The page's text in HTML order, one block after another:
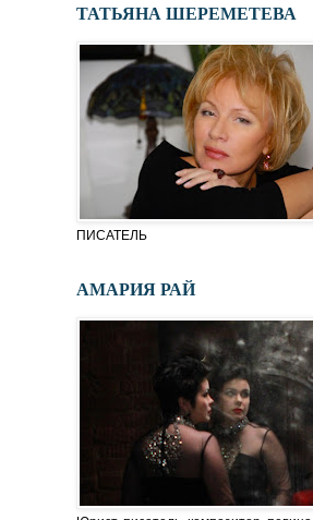
ТАТЬЯНА ШЕРЕМЕТЕВА
ПИСАТЕЛЬ
АМАРИЯ РАЙ